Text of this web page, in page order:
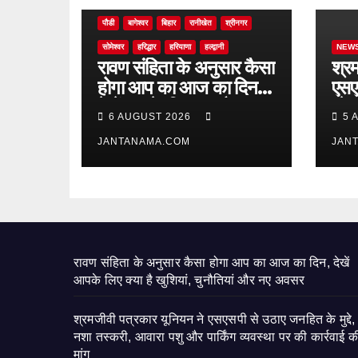
पौडी बागेश्वर बिहार रानीखेत श्रीनगर
सोमेश्वर हरिद्धार हरियाणा हल्द्वानी
रावण संहिता के अनुसार कैसा
होगा आप का आज का दिन,
देखें आपके लिए क्या है
खुशियां, चुनौतियां और नए
अवसर
6 AUGUST 2026
JANTANAMA.COM
और5
रावण संहिता के अनुसार कैसा होगा आप का आज का दिन, देखें
आपके लिए क्या है खुशियां, चुनौतियां और नए अवसर
श्रमजीवी पत्रकार यूनियन ने एसएसपी से उठाए जनहित के मुद्दे,
नशा तस्करी, आवारा पशु और पार्किंग व्यवस्था पर की कार्रवाई
मांग